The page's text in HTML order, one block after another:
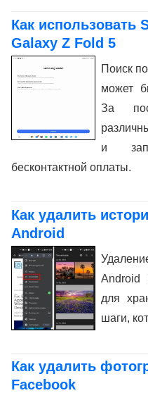
Как использовать
Galaxy Z Fold 5
Поиск
может
За
и
бесконтактной оплаты.
Как удалить
Android
Android
для
шаги,
Как удалить
Facebook